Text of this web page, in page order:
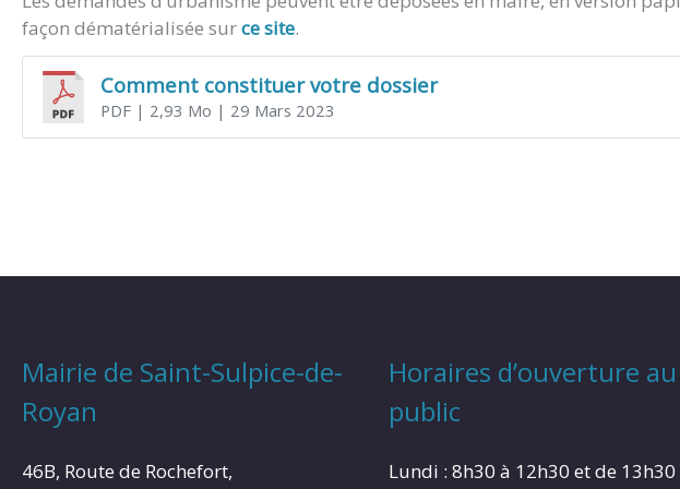
façon dématérialisée surce site.
Comment constituer votre dossier
PDF| 2,93 Mo | 29 Mars 2023
Mairie de Saint-Sulpice-de-
Royan
46B, Route de Rochefort,
Horaires d’ouverture au
public
Lundi : 8h30 à 12h30 et de 13h30